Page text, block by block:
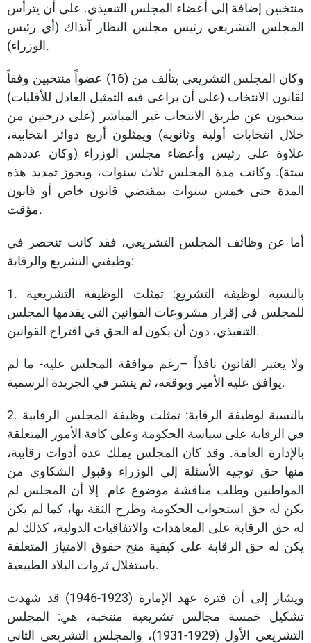
منتخبين إضافة إلى أعضاء المجلس التنفيذي. على أن يترأس
المجلس التشريعي رئيس مجلس النظار آنذاك (أي رئيس
الوزراء).
وكان المجلس التشريعي يتألف من (16) عضواً منتخبين وفقاً
لقانون الانتخاب (على أن يراعى فيه التمثيل العادل للأقليات)
ينتخبون عن طريق الانتخاب غير المباشر (على درجتين من
خلال انتخابات أولية وثانوية) ويمثلون أربع دوائر انتخابية،
علاوة على رئيس وأعضاء مجلس الوزراء (وكان عددهم
ستة). وكانت مدة المجلس ثلاث سنوات، ويجوز تمديد هذه
المدة حتى خمس سنوات بمقتضي قانون خاص أو قانون
مؤقت.
أما عن وظائف المجلس التشريعي، فقد كانت تنحصر في
وظيفتي التشريع والرقابة:
1. بالنسبة لوظيفة التشريع: تمثلت الوظيفة التشريعية
للمجلس في إقرار مشروعات القوانين التي يقدمها المجلس
التنفيذي، دون أن يكون له الحق في اقتراح القوانين.
ولا يعتبر القانون نافذاً –رغم موافقة المجلس عليه- ما لم
يوافق عليه الأمير ويوقعه، ثم ينشر في الجريدة الرسمية.
2. بالنسبة لوظيفة الرقابة: تمثلت وظيفة المجلس الرقابية
في الرقابة على سياسة الحكومة وعلى كافة الأمور المتعلقة
بالإدارة العامة. وقد كان المجلس يملك عدة أدوات رقابية،
منها حق توجيه الأسئلة إلى الوزراء وقبول الشكاوى من
المواطنين وطلب مناقشة موضوع عام. إلا أن المجلس لم
يكن له حق استجواب الحكومة وطرح الثقة بها، كما لم يكن
له حق الرقابة على المعاهدات والاتفاقيات الدولية، كذلك لم
يكن له حق الرقابة على كيفية منح حقوق الامتياز المتعلقة
باستغلال ثروات البلاد الطبيعية.
ويشار إلى أن فترة عهد الإمارة (1923-1946) قد شهدت
تشكيل خمسة مجالس تشريعية منتخبة، هي: المجلس
التشريعي الأول (1929-1931)، والمجلس التشريعي الثاني